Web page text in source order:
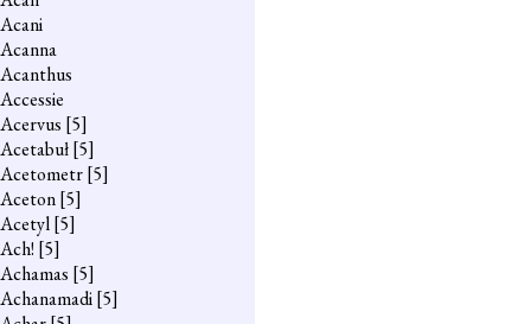
Acani
Acanna
Acanthus
Accessie
Acervus [5]
Acetabuł[5]
Acetometr[5]
Aceton[5]
Acetyl[5]
Ach! [5]
Achamas [5]
Achanamadi[5]